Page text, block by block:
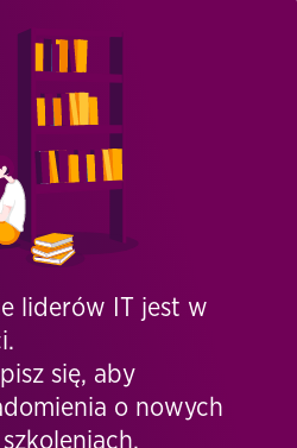
liderów IT jest w
się, aby
o nowych